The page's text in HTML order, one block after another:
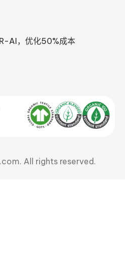
AI，优化50%成本
All rights reserved.